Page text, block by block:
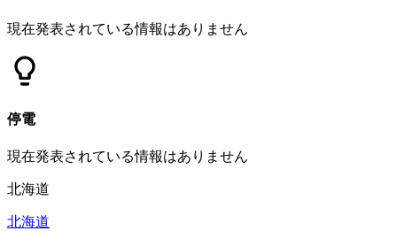
現在発表されている情報はありません
停電
現在発表されている情報はありません
北海道
北海道